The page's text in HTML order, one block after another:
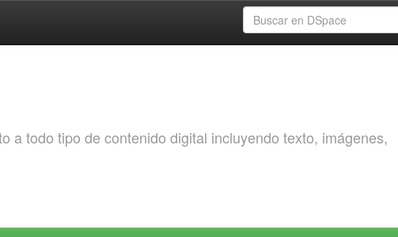
a todo tipo de contenido digital incluyendo texto, imágenes,